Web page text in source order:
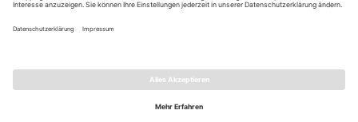
VERSAND
WIDERRUF